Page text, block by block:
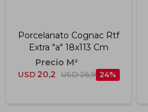
Porcelanato Cognac Rtf
Extra "a" 18x113 Cm
USD 20,2 USD 26,9 24